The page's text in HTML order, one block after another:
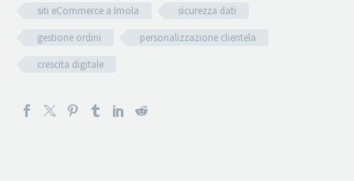
siti eCommerce a Imola
sicurezza dati
gestione ordini
personalizzazione clientela
crescita digitale